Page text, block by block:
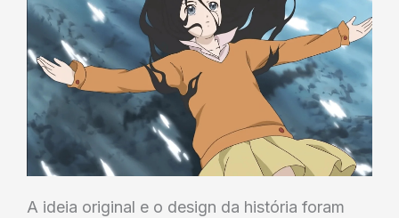
A ideia original e o design da história foram